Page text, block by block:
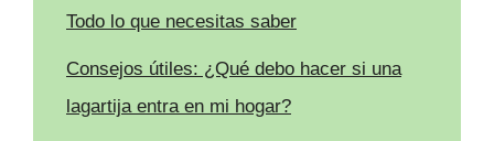
Todo lo que necesitas saber
Consejos útiles: ¿Qué debo hacer si una
lagartija entra en mi hogar?